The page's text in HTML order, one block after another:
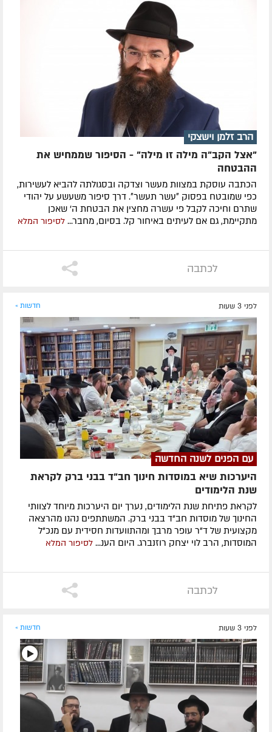
הרב זלמן וישצקי
"אצל הקב"ה מילה זו מילה" - הסיפור שממחיש את
ההבטחה
הכתבה עוסקת במצוות מעשר וצדקה ובסגולתה להביא לעשירות,
כפי שמובטח בפסוק ״עשר תעשר״. דרך סיפור משעשע על יהודי
שתרם וחיכה לקבל פי עשרה מחצין את הבטחת ה' שאכן
מתקיימת, גם אם לעיתים באיחור קל. בסיום, מחבר... לסיפור המלא
לכתבה
לפני 3 שעות חדשות »
עם הפנים לשנה החדשה
היערכות שיא במוסדות חינוך חב"ד בבני ברק לקראת
שנת הלימודים
לקראת פתיחת שנת הלימודים, נערך יום היערכות מיוחד לצוותי
החינוך של מוסדות חב"ד בבני ברק. המשתתפים נהנו מהרצאה
מקצועית של ד"ר עופר מרבך ומהתוועדות חסידית עם מנכ"ל
המוסדות, הרב לוי יצחק רוזנברג. היום הענ... לסיפור המלא
לכתבה
לפני 3 שעות חדשות »